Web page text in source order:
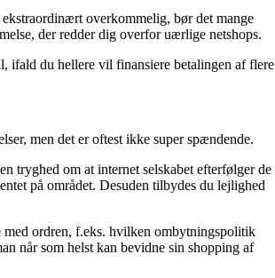
overkommelig, bør det mange
der redder dig overfor uærlige netshops.
ifald du hellere vil finansiere betalingen af flere
men det er oftest ikke super spændende.
tryghed om at internet selskabet efterfølger de
på området. Desuden tilbydes du lejlighed
med ordren, f.eks. hvilken ombytningspolitik
når som helst kan bevidne sin shopping af